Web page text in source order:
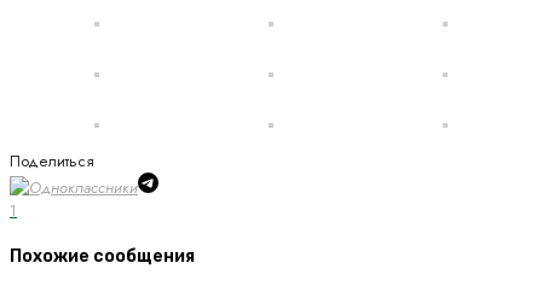
Поделиться
1
Похожие сообщения